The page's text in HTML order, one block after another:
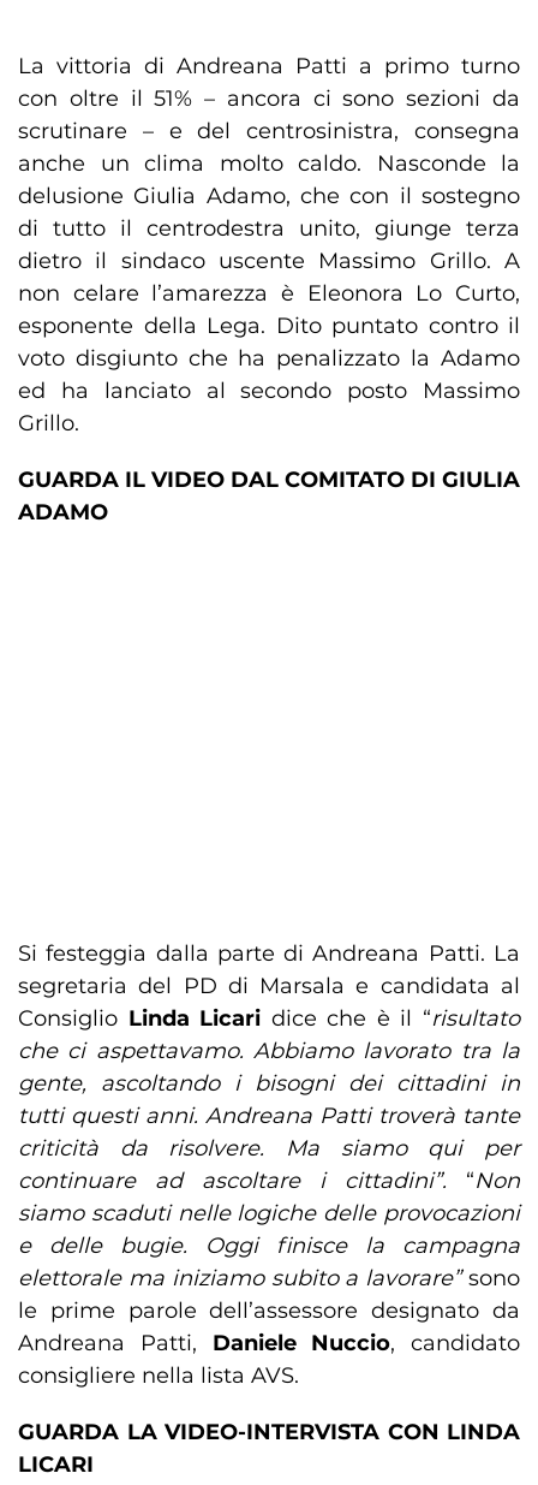
La vittoria di Andreana Patti a primo turno
con oltre il 51% – ancora ci sono sezioni da
scrutinare – e del centrosinistra, consegna
anche un clima molto caldo. Nasconde la
delusione Giulia Adamo, che con il sostegno
di tutto il centrodestra unito, giunge terza
dietro il sindaco uscente Massimo Grillo. A
non celare l’amarezza è Eleonora Lo Curto,
esponente della Lega. Dito puntato contro il
voto disgiunto che ha penalizzato la Adamo
ed ha lanciato al secondo posto Massimo
Grillo.
GUARDA IL VIDEO DAL COMITATO DI GIULIA
ADAMO
Si festeggia dalla parte di Andreana Patti. La
segretaria del PD di Marsala e candidata al
Consiglio Linda Licari dice che è il “risultato
che ci aspettavamo. Abbiamo lavorato tra la
gente, ascoltando i bisogni dei cittadini in
tutti questi anni. Andreana Patti troverà tante
criticità da risolvere. Ma siamo qui per
continuare ad ascoltare i cittadini”. “Non
siamo scaduti nelle logiche delle provocazioni
e delle bugie. Oggi finisce la campagna
elettorale ma iniziamo subito a lavorare”sono
le prime parole dell’assessore designato da
Andreana Patti, Daniele Nuccio, candidato
consigliere nella lista AVS.
GUARDA LA VIDEO-INTERVISTA CON LINDA
LICARI